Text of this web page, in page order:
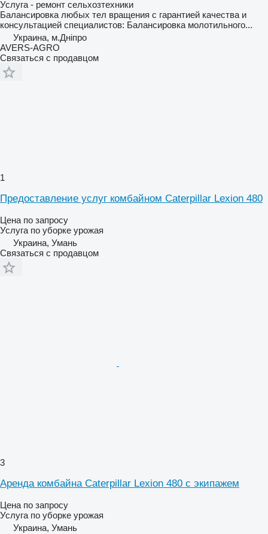
Услуга - ремонт сельхозтехники
Балансировка любых тел вращения с гарантией качества и
консультацией специалистов: Балансировка молотильного...
Украина, м.Дніпро
AVERS-AGRO
Связаться с продавцом
1
Предоставление услуг комбайном Caterpillar Lexion 480
Цена по запросу
Услуга по уборке урожая
Украина, Умань
Связаться с продавцом
3
Аренда комбайна Caterpillar Lexion 480 с экипажем
Цена по запросу
Услуга по уборке урожая
Украина, Умань